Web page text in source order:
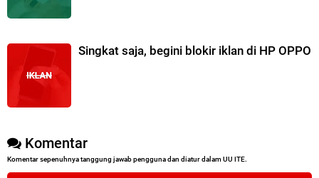
Singkat saja, begini blokir iklan di HP OPPO
Komentar
Komentar sepenuhnya tanggung jawab pengguna dan diatur dalam UU ITE.